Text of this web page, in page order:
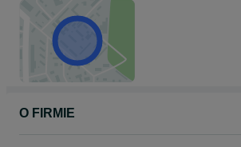
chlodziwlodzi.olx.pl
Arek tel. 5 0 9 - 8 2 3 - 2 2 2
O FIRMIE